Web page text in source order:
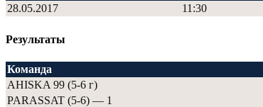
28.05.2017
11:30
Результаты
Команда
AHISKA 99 (5-6 г)
PARASSAT (5-6) — 1